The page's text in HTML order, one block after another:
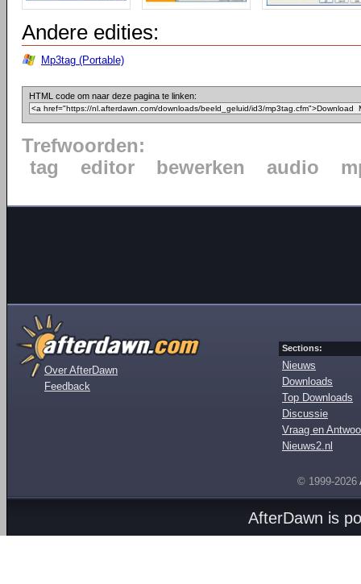
Andere edities:
Mp3tag (Portable)
HTML code om naar deze pagina te linken:
Trefwoorden:
tag
editor bewerken audio
Over AfterDawn
Feedback
Sections:
Nieuws
Downloads
Top Downloads
Discussie
Vraag en
Nieuws2.nl
© 1999-2026
AfterDawn is